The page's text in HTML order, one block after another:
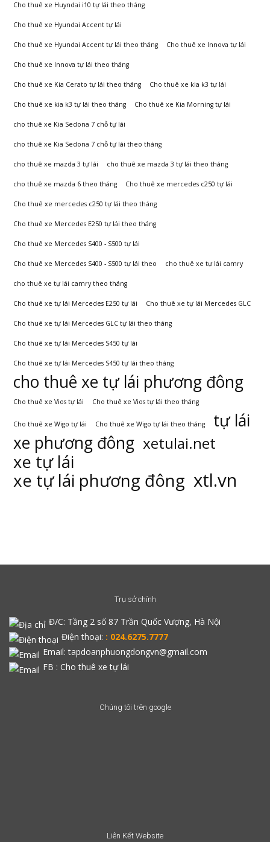
Cho thuê xe Huyndai i10 tự lái theo tháng
Cho thuê xe Hyundai Accent tự lái
Cho thuê xe Hyundai Accent tự lái theo tháng Cho thuê xe Innova tự lái
Cho thuê xe Innova tự lái theo tháng
Cho thuê xe Kia Cerato tự lái theo tháng Cho thuê xe kia k3 tự lái
Cho thuê xe kia k3 tự lái theo tháng Cho thuê xe Kia Morning tự lái
cho thuê xe Kia Sedona 7 chỗ tự lái
cho thuê xe Kia Sedona 7 chỗ tự lái theo tháng
cho thuê xe mazda 3 tự lái cho thuê xe mazda 3 tự lái theo tháng
cho thuê xe mazda 6 theo tháng Cho thuê xe mercedes c250 tự lái
Cho thuê xe mercedes c250 tự lái theo tháng
Cho thuê xe Mercedes E250 tự lái theo tháng
Cho thuê xe Mercedes S400 - S500 tự lái
Cho thuê xe Mercedes S400 - S500 tự lái theo cho thuê xe tự lái camry
cho thuê xe tự lái camry theo tháng
Cho thuê xe tự lái Mercedes E250 tự lái Cho thuê xe tự lái Mercedes GLC
Cho thuê xe tự lái Mercedes GLC tự lái theo tháng
Cho thuê xe tự lái Mercedes S450 tự lái
Cho thuê xe tự lái Mercedes S450 tự lái theo tháng
cho thuê xe tự lái phương đông
Cho thuê xe Vios tự lái Cho thuê xe Vios tự lái theo tháng
Cho thuê xe Wigo tự lái Cho thuê xe Wigo tự lái theo tháng
tự lái
xe phương đông xetulai.net
xe tự lái
xe tự lái phương đông xtl.vn
Trụ sở chính
Đ/C: Tầng 2 số 87 Trần Quốc Vượng, Hà Nội
Điện thoại: : 024.6275.7777
Email: tapdoanphuongdongvn@gmail.com
FB : Cho thuê xe tự lái
Chúng tôi trên google
Liên Kết Website